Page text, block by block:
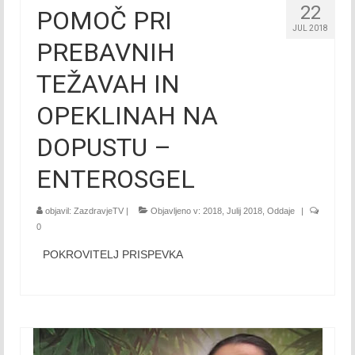
Marec 2019
April 2019
Maj 2019
Junij 2019
Julij 2019
Avgust 2019
Oktober 2019
22
JUL 2018
POMOČ PRI
PREBAVNIH
TEŽAVAH IN
OPEKLINAH NA
DOPUSTU –
ENTEROSGEL
objavil: ZazdravjeTV | Objavljeno v: 2018 Julij 2018 Oddaje
|
0
POKROVITELJ PRISPEVKA